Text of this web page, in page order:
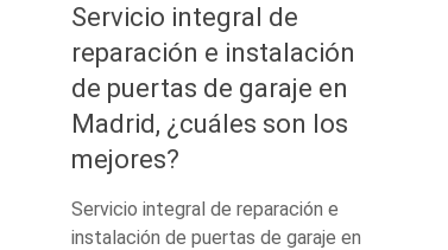
Servicio integral de
reparación e instalación
de puertas de garaje en
Madrid, ¿cuáles son los
mejores?
Servicio integral de reparación e
instalación de puertas de garaje en